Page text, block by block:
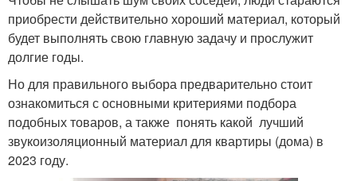
приобрести действительно хороший материал, который
будет выполнять свою главную задачу и прослужит
долгие годы.
Но для правильного выбора предварительно стоит
ознакомиться с основными критериями подбора
подобных товаров, а также понять какой лучший
звукоизоляционный материал для квартиры (дома) в
2023 году.